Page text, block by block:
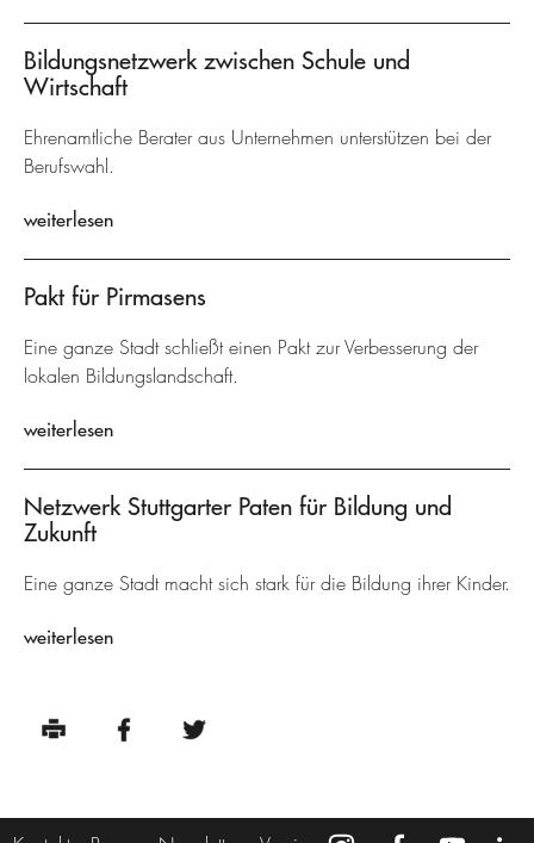
Bildungsnetzwerk zwischen Schule und
Wirtschaft
Ehrenamtliche Berater aus Unternehmen unterstützen bei der
Berufswahl.
weiterlesen
Pakt für Pirmasens
Eine ganze Stadt schließt einen Pakt zur Verbesserung der
lokalen Bildungslandschaft.
weiterlesen
Netzwerk Stuttgarter Paten für Bildung und
Zukunft
Eine ganze Stadt macht sich stark für die Bildung ihrer Kinder.
weiterlesen